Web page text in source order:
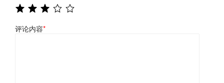
评论内容*